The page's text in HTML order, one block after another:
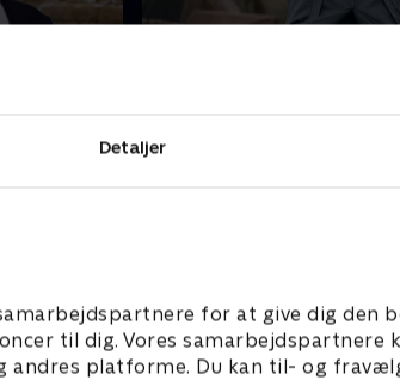
Detaljer
for at give dig den
til dig. Vores samarbejdspartnere
platforme. Du kan til- og
af en gravid
i
Personalet på Nonnatus